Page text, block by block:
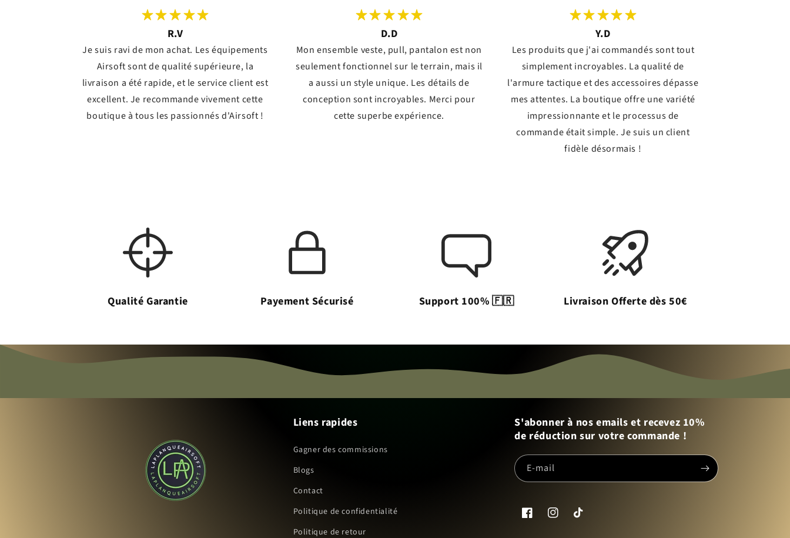
R.V
Je suis ravi de mon achat. Les équipements
Airsoft sont de qualité supérieure, la
livraison a été rapide, et le service client est
excellent. Je recommande vivement cette
boutique à tous les passionnés d'Airsoft !
D.D
Mon ensemble veste, pull, pantalon est non
seulement fonctionnel sur le terrain, mais il
a aussi un style unique. Les détails de
conception sont incroyables. Merci pour
cette superbe expérience.
Y.D
Les produits que j'ai commandés sont tout
simplement incroyables. La qualité de
l'armure tactique et des accessoires dépasse
mes attentes. La boutique offre une variété
impressionnante et le processus de
commande était simple. Je suis un client
fidèle désormais !
Qualité Garantie Payement Sécurisé Support 100% 🇫🇷 Livraison Offerte dès 50€
Liens rapides
Gagner des commissions
Blogs
Contact
Politique de confidentialité
Politique de retour
S'abonner à nos emails et recevez 10%
de réduction sur votre commande !
E-mail
FacebookInstagramTikTok